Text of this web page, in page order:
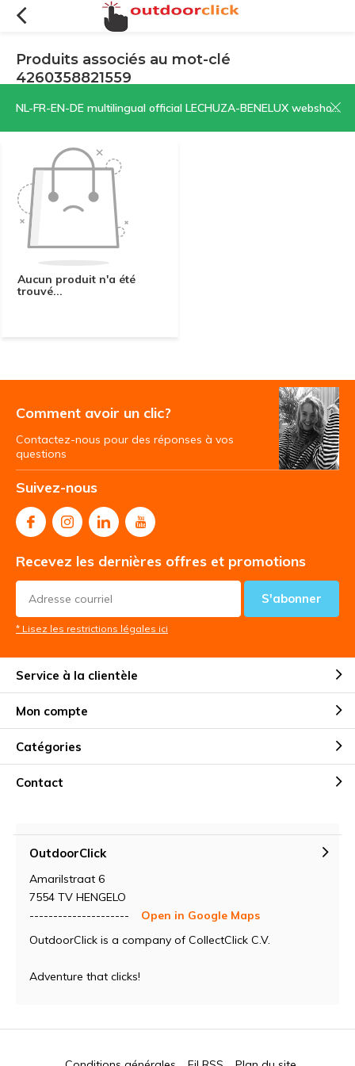
NL-FR-EN-DE multilingual official LECHUZA-BENELUX webshop | CLICK HERE NOW!
Produits associés au mot-clé
4260358821559
Filtres Trier par:
Aucun produit n'a été
trouvé...
Comment avoir un clic?
Contactez-nous pour des réponses à vos
questions
Suivez-nous
Recevez les dernières offres et promotions
S'abonner
* Lisez les restrictions légales ici
Service à la clientèle
Mon compte
Catégories
Contact
OutdoorClick
Amarilstraat 6
7554 TV HENGELO
---------------------
Open in Google Maps
OutdoorClick is a company of CollectClick C.V.
Adventure that clicks!